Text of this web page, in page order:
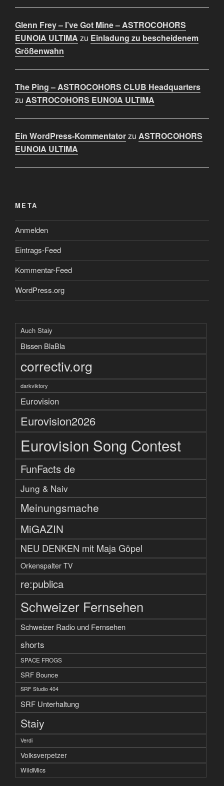
Glenn Frey – I’ve Got Mine – ASTROCOHORS
EUNOIA ULTIMA zu Einladung zu bescheidenem
Größenwahn
The Ping – ASTROCOHORS CLUB Headquarters
zu ASTROCOHORS EUNOIA ULTIMA
Ein WordPress-Kommentatorzu ASTROCOHORS
EUNOIA ULTIMA
META
Anmelden
Eintrags-Feed
Kommentar-Feed
WordPress.org
Auch Staiy
Bissen BlaBla
correctiv.org
darkviktory
Eurovision
Eurovision2026
Eurovision Song Contest
FunFacts de
Jung & Naiv
Meinungsmache
MiGAZIN
NEU DENKEN mit Maja Göpel
Orkenspalter TV
re:publica
Schweizer Fernsehen
Schweizer Radio und Fernsehen
shorts
SPACE FROGS
SRF Bounce
SRF Studio 404
SRF Unterhaltung
Staiy
Verdi
Volksverpetzer
WildMics